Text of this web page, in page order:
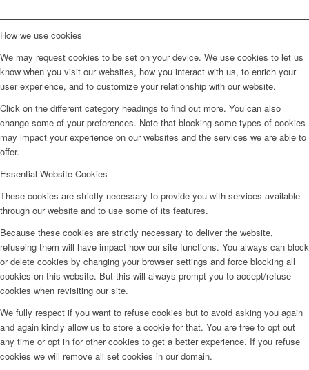
How we use cookies
We may request cookies to be set on your device. We use cookies to let us
know when you visit our websites, how you interact with us, to enrich your
user experience, and to customize your relationship with our website.
Click on the different category headings to find out more. You can also
change some of your preferences. Note that blocking some types of cookies
may impact your experience on our websites and the services we are able to
offer.
Essential Website Cookies
These cookies are strictly necessary to provide you with services available
through our website and to use some of its features.
Because these cookies are strictly necessary to deliver the website,
refuseing them will have impact how our site functions. You always can block
or delete cookies by changing your browser settings and force blocking all
cookies on this website. But this will always prompt you to accept/refuse
cookies when revisiting our site.
We fully respect if you want to refuse cookies but to avoid asking you again
and again kindly allow us to store a cookie for that. You are free to opt out
any time or opt in for other cookies to get a better experience. If you refuse
cookies we will remove all set cookies in our domain.